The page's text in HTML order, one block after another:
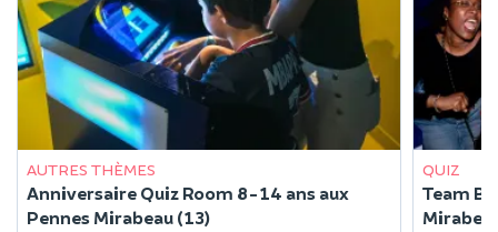
AUTRES THÈMES
Anniversaire Quiz Room 8-14 ans aux
Pennes Mirabeau (13)
QUIZ
Team